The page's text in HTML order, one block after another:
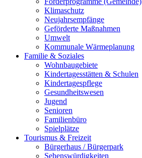
Klimaschutz
Neujahrsempfänge
Geförderte Maßnahmen
Umwelt
Kommunale Wärmeplanung
Familie & Soziales
Wohnbaugebiete
Kindertagesstätten & Schulen
Kindertagespflege
Gesundheitswesen
Jugend
Senioren
Familienbüro
Spielplätze
Tourismus & Freizeit
Bürgerhaus / Bürgerpark
Sehenswürdigkeiten